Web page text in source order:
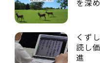
を深
くず
読し
進